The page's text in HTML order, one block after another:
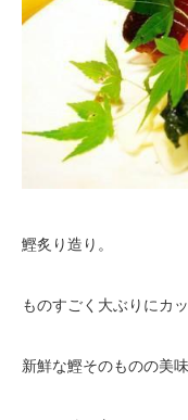
鰹炙り造り。
ものすごく大ぶりにカ
新鮮な鰹そのものの美